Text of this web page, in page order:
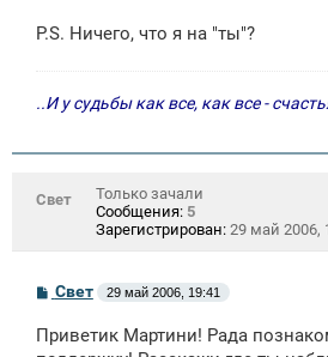
P.S. Ничего, что я на "ты"?
..И у судьбы как все, как все -
Свет
Только зачали
Сообщения: 5
Зарегистрирован: 29 май 2006,
С
б
Свет 29 май 2006, 19:41
Приветик Мартини! Рада